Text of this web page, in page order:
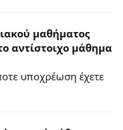
μαθήματος
αντίστοιχο μάθημα
υποχρέωση έχετε